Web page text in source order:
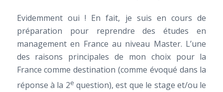
Evidemment oui ! En fait, je suis en cours de
préparation pour reprendre des études en
management en France au niveau Master. L’une
des raisons principales de mon choix pour la
France comme destination (comme évoqué dans la
réponse à la 2e question), est que le stage et/ou le